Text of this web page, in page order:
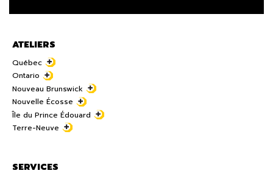
ATELIERS
Québec
Ontario
Nouveau Brunswick
Nouvelle Écosse
Île du Prince Édouard
Terre-Neuve
SERVICES